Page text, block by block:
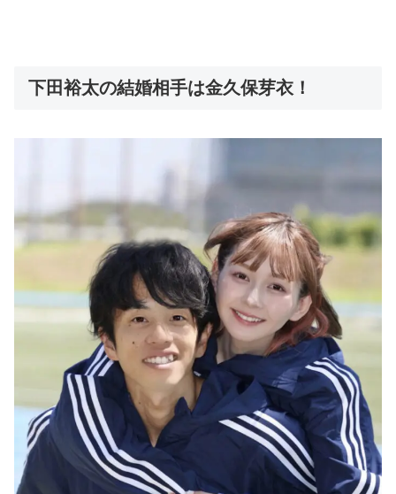
下田裕太の結婚相手は金久保芽衣！